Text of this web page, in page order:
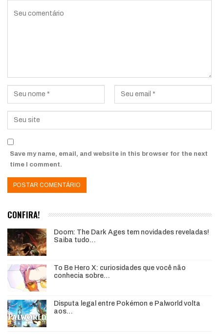
Save my name, email, and website in this browser for the next
time I comment.
CONFIRA!
Doom: The Dark Ages tem novidades reveladas!
Saiba tudo…
To Be Hero X: curiosidades que você não
conhecia sobre…
Disputa legal entre Pokémon e Palworld volta
aos…